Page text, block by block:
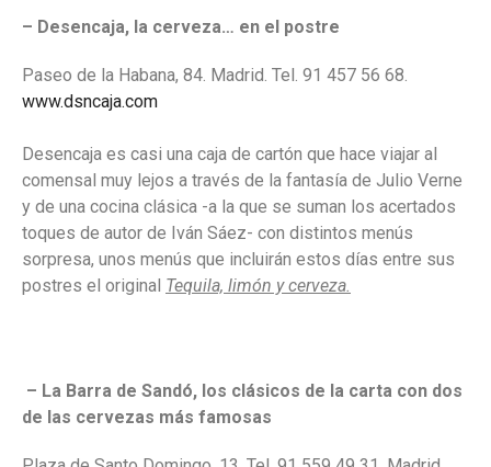
– Desencaja, la cerveza… en el postre
Paseo de la Habana, 84. Madrid. Tel. 91 457 56 68.
www.dsncaja.com
Desencaja es casi una caja de cartón que hace viajar al
comensal muy lejos a través de la fantasía de Julio Verne
y de una cocina clásica -a la que se suman los acertados
toques de autor de Iván Sáez- con distintos menús
sorpresa, unos menús que incluirán estos días entre sus
postres el original Tequila, limón y cerveza.
– La Barra de Sandó, los clásicos de la carta con dos
de las cervezas más famosas